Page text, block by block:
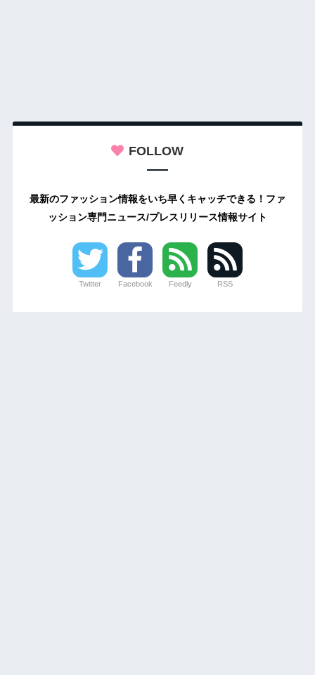
FOLLOW
最新のファッション情報をいち早くキャッチできる！ファ
ッション専門ニュース/プレスリリース情報サイト
Twitter Facebook Feedly RSS